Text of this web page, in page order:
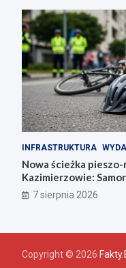
INFRASTRUKTURA
Nowa ścieżka
Kazimierzowie:
bezpieczeństwa!
7 sierpnia 2026
Copyright © 2026